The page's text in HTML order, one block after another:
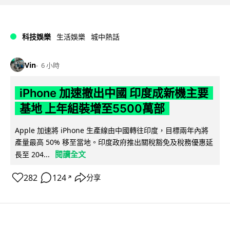
科技娛樂 生活娛樂 城中熱話
Vin 6 小時
iPhone 加速撤出中國 印度成新機主要
基地 上年組裝增至5500萬部
Apple 加速將 iPhone 生產線由中國轉往印度，目標兩年內將
產量最高 50% 移至當地。印度政府推出關稅豁免及稅務優惠延
長至 204...
閱讀全文
282 124 ↗ 分享